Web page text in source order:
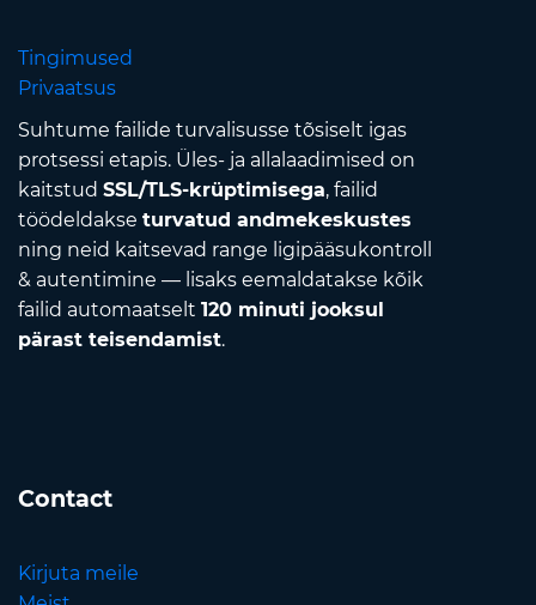
Tingimused
Privaatsus
Suhtume failide turvalisusse tõsiselt igas
protsessi etapis. Üles- ja allalaadimised on
kaitstud SSL/TLS-krüptimisega, failid
töödeldakse turvatud andmekeskustes
ning neid kaitsevad range ligipääsukontroll
& autentimine — lisaks eemaldatakse kõik
failid automaatselt 120 minuti jooksul
pärast teisendamist.
Contact
Kirjuta meile